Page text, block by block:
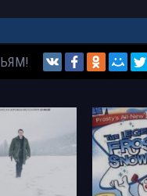
BDRip 1080p | P, P2
BDRip 1080p от